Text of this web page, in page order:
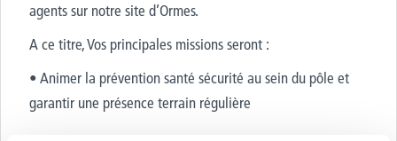
agents sur notre site d’Ormes.
A ce titre, Vos principales missions seront :
• Animer la prévention santé sécurité au sein du pôle et
garantir une présence terrain régulière